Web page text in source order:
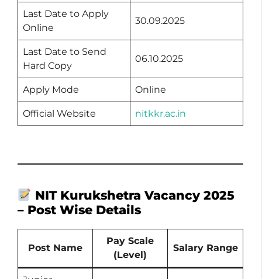
Last Date to Apply
Online
30.09.2025
Last Date to Send
Hard Copy
06.10.2025
Apply Mode Online
Official Website nitkkr.ac.in
NIT Kurukshetra Vacancy 2025
– Post Wise Details
Post Name
Pay Scale
(Level)
Salary Range